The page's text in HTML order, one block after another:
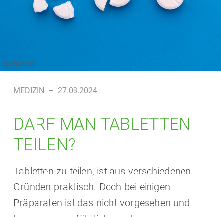
Symbolbild
MEDIZIN – 27.08.2024
DARF MAN TABLETTEN
TEILEN?
Tabletten zu teilen, ist aus verschiedenen
Gründen praktisch. Doch bei einigen
Präparaten ist das nicht vorgesehen und